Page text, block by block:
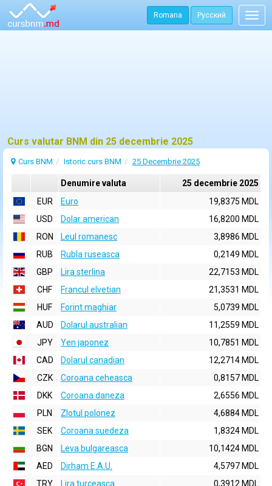
Romana Русский
Curs valutar BNM din 25 decembrie 2025
Curs BNM Istoric curs BNM 25 Decembrie 2025
Denumire valuta
25 decembrie 2025
EUR
Euro
19,8375 MDL
USD
Dolar american
16,8200 MDL
RON
Leul romanesc
3,8986 MDL
RUB
Rubla ruseasca
0,2149 MDL
GBP
Lira sterlina
22,7153 MDL
CHF
Francul elvetian
21,3531 MDL
HUF
Forint maghiar
5,0739 MDL
AUD
Dolarul australian
11,2559 MDL
JPY
Yen japonez
10,7851 MDL
CAD
Dolarul canadian
12,2714 MDL
CZK
Coroana ceheasca
0,8157 MDL
DKK
Coroana daneza
2,6556 MDL
PLN
Zlotul polonez
4,6884 MDL
SEK
Coroana suedeza
1,8324 MDL
BGN
Leva bulgareasca
10,1424 MDL
AED
Dirham E.A.U.
4,5797 MDL
TRY
Lira turceasca
0,3912 MDL